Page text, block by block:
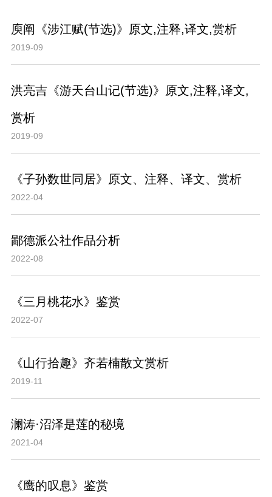
庾阐《涉江赋(节选)》原文,注释,译文,赏析
2019-09
洪亮吉《游天台山记(节选)》原文,注释,译文,
赏析
2019-09
《子孙数世同居》原文、注释、译文、赏析
2022-04
鄙德派公社作品分析
2022-08
《三月桃花水》鉴赏
2022-07
《山行拾趣》齐若楠散文赏析
2019-11
澜涛·沼泽是莲的秘境
2021-04
《鹰的叹息》鉴赏